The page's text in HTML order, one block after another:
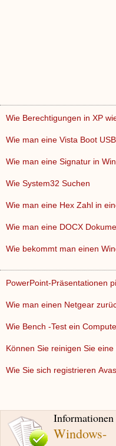
Informationen
Windows-
Wie Berechtigungen in XP
Wie man eine Vista Boot
Wie man eine Signatur in
Wie System32 Suchen
Wie man eine DOCX
Wie bekommt man einen
Wie man einen Netgear
Wie Bench -Test ein
Können Sie reinigen Sie
Wie Sie sich registrieren